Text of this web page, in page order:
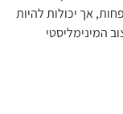
אך יכולות להיות
המינימליסטי